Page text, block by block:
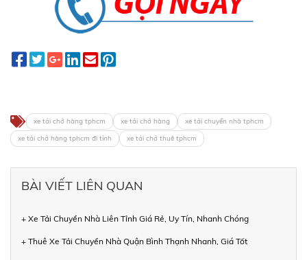
xe tải chở hàng tphcm xe tải chở hàng
xe tải chuyển nhà tphcm
xe tải chở hàng tphcm đi tỉnh
xe tải chở thuê tphcm
BÀI VIẾT LIÊN QUAN
+ Xe Tải Chuyển Nhà Liên Tỉnh Giá Rẻ, Uy Tín, Nhanh Chóng
+ Thuê Xe Tải Chuyển Nhà Quận Bình Thạnh Nhanh, Giá Tốt